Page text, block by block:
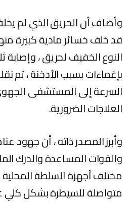
وأضاف أن الحريق الذي لم
قد خلف خسائر مادية كبيرة
النوع الخفيف لحريق ، وإصابة
بإغماءات بسبب الأدخنة ، تم
السرعة إلى المستشفى
العلاجات الضرورية.
وأبرز المصدر ذاته ، أن جهود
والقوات المساعدة والدرك
مختلف أجهزة السلطة المحلية
متواصلة للسيطرة بشكل كلي